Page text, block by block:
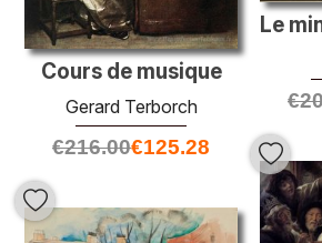
Cours de musique
Gerard Terborch
€216.00€125.28
€